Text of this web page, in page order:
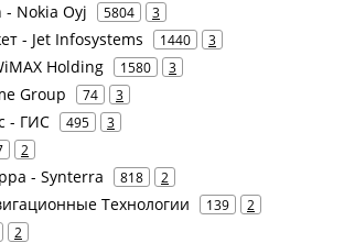
- Nokia Oyj 5804 3
- Jet Infosystems 1440 3
Holding 1580 3
Group 74 3
- ГИС 495 3
2
- Synterra 818 2
Технологии 139 2
2